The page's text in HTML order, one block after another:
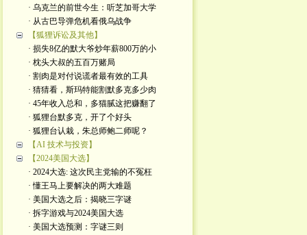
· 乌克兰的前世今生：听芝加哥大学
· 从古巴导弹危机看俄乌战争
【狐狸诉讼及其他】
· 损失8亿的默大爷炒年薪800万的小
· 枕头大叔的五百万赌局
· 割肉是对付说谎者最有效的工具
· 猜猜看，斯玛特能割默多克多少肉
· 45年收入总和，多猫腻这把赚翻了
· 狐狸台默多克，开了个好头
· 狐狸台认栽，朱总师鲍二师呢？
【AI 技术与投资】
【2024美国大选】
· 2024大选: 这次民主党输的不冤枉
· 懂王马上要解决的两大难题
· 美国大选之后：揭晓三字谜
· 拆字游戏与2024美国大选
· 美国大选预测：字谜三则